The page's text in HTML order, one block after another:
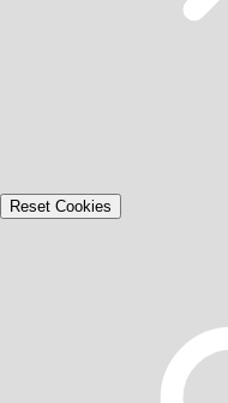
Reset Cookies